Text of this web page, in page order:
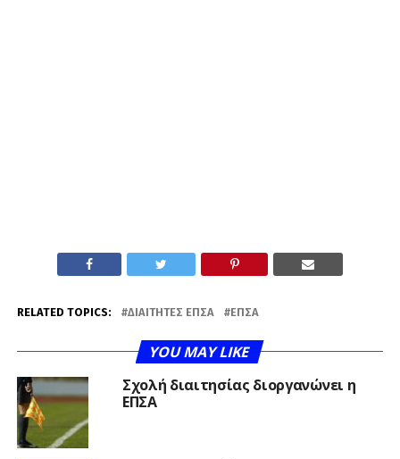
RELATED TOPICS: ΔΙΑΙΤΗΤΈΣ ΕΠΣΑ ΕΠΣΑ
YOU MAY LIKE
Σχολή διαιτησίας διοργανώνει η
ΕΠΣΑ